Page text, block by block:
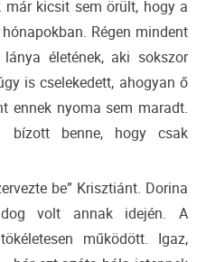
már kicsit sem örült, hogy a
Régen mindent
életének, aki sokszor
is cselekedett, ahogyan ő
ennek nyoma sem maradt.
bízott benne, hogy csak
be” Krisztiánt. Dorina
volt annak idején. A
működött. Igaz,